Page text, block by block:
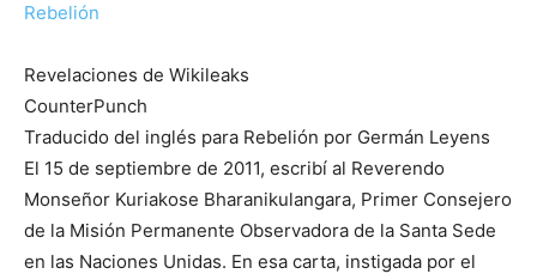
Rebelión
Revelaciones de Wikileaks
CounterPunch
Traducido del inglés para Rebelión por Germán Leyens
El 15 de septiembre de 2011, escribí al Reverendo
Monseñor Kuriakose Bharanikulangara, Primer Consejero
de la Misión Permanente Observadora de la Santa Sede
en las Naciones Unidas. En esa carta, instigada por el